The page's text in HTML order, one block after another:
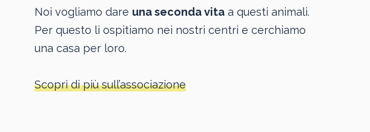
Noi vogliamo dare una seconda vitaa questi animali.
Per questo li ospitiamo nei nostri centri e cerchiamo
una casa per loro.
Scopri di più sull’associazione